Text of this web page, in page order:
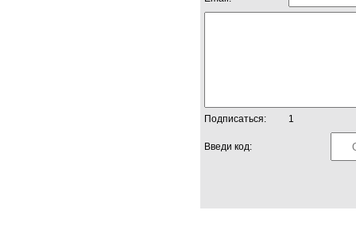
Подписаться: 1
Введи код: